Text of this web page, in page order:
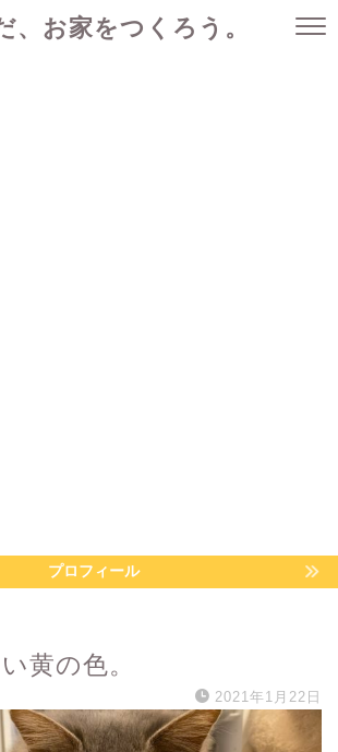
、お家をつくろう。
プロフィール
黄の色。
2021年1月22日